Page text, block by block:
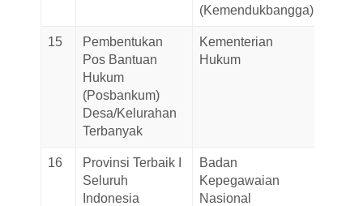
(Kemendukbangga)
15
Pembentukan
Pos Bantuan
Hukum
(Posbankum)
Desa/Kelurahan
Terbanyak
Kementerian
Hukum
16
Provinsi Terbaik I
Seluruh
Indonesia
Badan
Kepegawaian
Nasional